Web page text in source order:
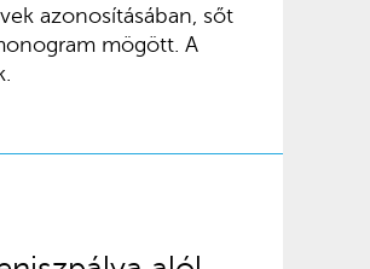
azonosításában, sőt
mögött. A